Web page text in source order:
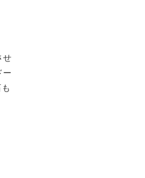
せ
ー